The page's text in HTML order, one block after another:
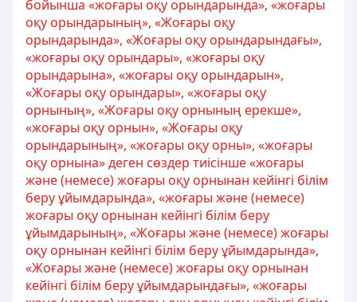
бойынша «жоғары оқу орындарында», «жоғары
оқу орындарының», «Жоғары оқу
орындарында», «Жоғары оқу орындарындағы»,
«жоғары оқу орындары», «жоғары оқу
орындарына», «жоғары оқу орындарын»,
«Жоғары оқу орындары», «жоғары оқу
орнының», «Жоғары оқу орнының ерекше»,
«жоғары оқу орнын», «Жоғары оқу
орындарының», «жоғары оқу орны», «жоғары
оқу орнына» деген сөздер тиісінше «жоғары
және (немесе) жоғары оқу орнынан кейінгі білім
беру ұйымдарында», «жоғары және (немесе)
жоғары оқу орнынан кейінгі білім беру
ұйымдарының», «Жоғары және (немесе) жоғары
оқу орнынан кейінгі білім беру ұйымдарында»,
«Жоғары және (немесе) жоғары оқу орнынан
кейінгі білім беру ұйымдарындағы», «жоғары